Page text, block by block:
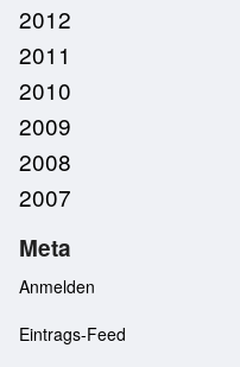
2012
2011
2010
2009
2008
2007
Meta
Anmelden
Eintrags-Feed